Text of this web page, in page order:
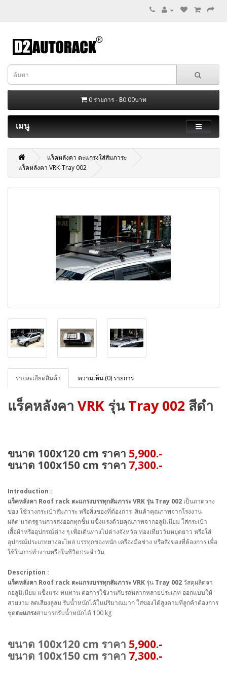
0 รายการ - ฿0.00บาท
เมนู
แร็คหลังคา ตะแกรงใส่สัมภาระ
แร็คหลังคา VRK-Tray 002
รายละเอียดสินค้า ความเห็น (0) รายการ
แร็คหลังคา VRK รุ่นTray 002 สีดำ
ขนาด 100x120 cm ราคา 5,900.-
ขนาด 100x150 cm ราคา 7,300.-
Introduction :
แร็คหลังคา Roof rack ตะแกรงบรรทุกสัมภาระ VRK รุ่น Tray 002 เป็นถาดวาง
ของ ใช้วางกระเป๋าสัมภาระ หรือสิ่งของที่ต้องการ สินค้าคุณภาพจากโรงงาน
ผลิต มาตรฐานการส่งออกทุกชิ้น แข็งแรงด้วยคุณภาพจากอลูมิเนียม ใส่กระเป๋า
เสื้อผ้าหรืออุปกรณ์ต่าง ๆ เพื่อเดินทางไปต่างจังหวัด ท่องเที่ยววันหยุดยาว หรือใส่
อุปกรณ์ประเภทยางอะไหล่ บรรทุกของหนัก เครื่องมือช่าง หรือสิ่งของที่ต้องการ เพื่อ
ใช้ในการทำงานหรือในชีวิตประจำวัน
Description :
แร็คหลังคา Roof rack ตะแกรงบรรทุกสัมภาระVRK รุ่น Tray 002วัสดุผลิตจา
กอลูมิเนียม แข็งแรง ทนทาน ต่อการใช้งานกับรถหลากหลายประเภท ออกแบบให้
สวยงาม ลดเสียงลู่ลม รับน้ำหนักได้ในปริมาณมาก ใส่ของได้สูงตามที่ลูกค้าต้องการ
ชุดตะแกรงสามารถรับน้ำหนักได้ 100 kg
ขนาด 100x120 cm ราคา 5,900.-
ขนาด 100x150 cm ราคา 7,300.-